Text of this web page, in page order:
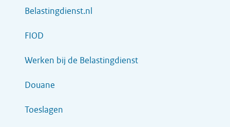
Belastingdienst.nl
FIOD
Werken bij de Belastingdienst
Douane
Toeslagen